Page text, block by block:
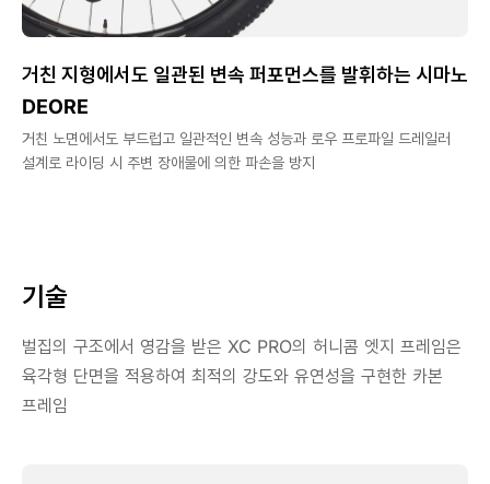
거친 지형에서도 일관된 변속 퍼포먼스를 발휘하는 시마노
DEORE
거친 노면에서도 부드럽고 일관적인 변속 성능과 로우 프로파일 드레일러
설계로 라이딩 시 주변 장애물에 의한 파손을 방지
기술
벌집의 구조에서 영감을 받은 XC PRO의 허니콤 엣지 프레임은
육각형 단면을 적용하여 최적의 강도와 유연성을 구현한 카본
프레임